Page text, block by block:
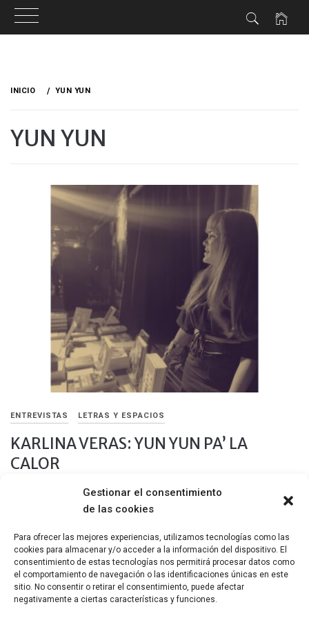
Gestionar el consentimiento
de las cookies
Para ofrecer las mejores experiencias, utilizamos tecnologías como las
cookies para almacenar y/o acceder a la información del dispositivo. El
consentimiento de estas tecnologías nos permitirá procesar datos como
el comportamiento de navegación o las identificaciones únicas en este
sitio. No consentir o retirar el consentimiento, puede afectar
negativamente a ciertas características y funciones.
INICIO YUN YUN
YUN YUN
ENTREVISTAS LETRAS Y ESPACIOS
KARLINA VERAS: YUN YUN PA’ LA
CALOR
Caribe hermoso y me reconozcan como one of them.
Compartir